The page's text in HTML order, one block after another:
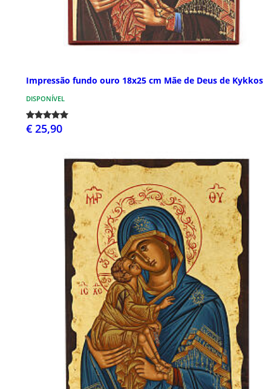
Impressão fundo ouro 18x25 cm Mãe de Deus de Kykkos
DISPONÍVEL
€ 25,90